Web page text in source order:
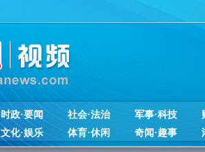
时政·要闻 社会·法治 军事·科技
文化·娱乐
体育·休闲 奇闻·趣事